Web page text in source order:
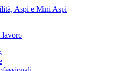
Aspi e Mini Aspi
lavoro